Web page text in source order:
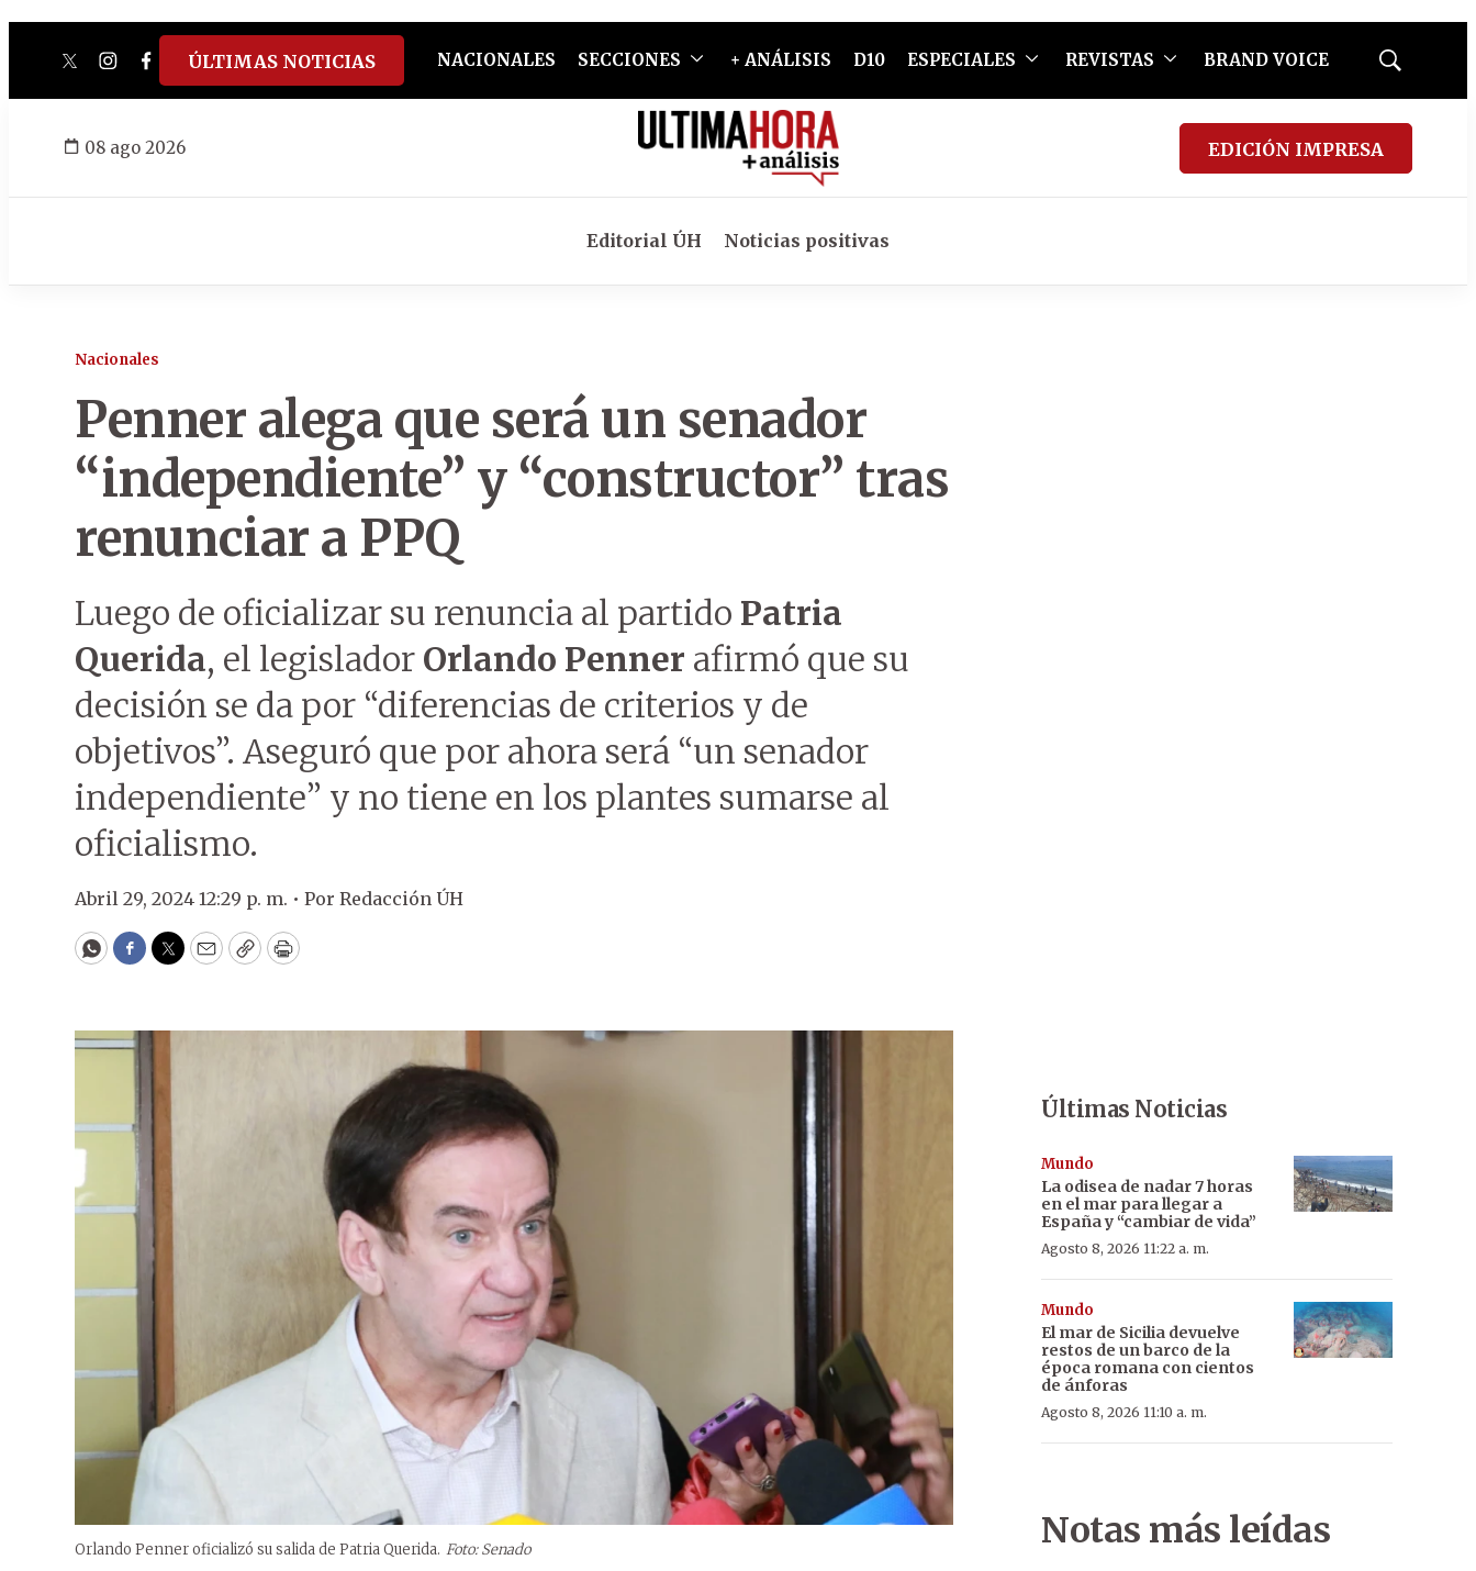
twitterinstagram
facebook
tiktokyoutube
spotify
ÚLTIMAS NOTICIAS NACIONALES SECCIONES + ANÁLISIS D10 ESPECIALES REVISTAS BRAND VOICE
Mostrar
08 ago 2026 EDICIÓN IMPRESA
Editorial ÚH Noticias positivas
Nacionales
Penner alega que será un senador
“independiente” y “constructor” tras
renunciar a PPQ
Luego de oficializar su renuncia al partido Patria
Querida, el legislador Orlando Penner afirmó que su
decisión se da por “diferencias de criterios y de
objetivos”. Aseguró que por ahora será “un senador
independiente” y no tiene en los plantes sumarse al
oficialismo.
Abril 29, 2024 12:29 p. m. • Por Redacción ÚH
WhatsApp
Facebook
Twitter
EmailCopyPrint
Orlando Penner oficializó su salida de Patria Querida. Foto: Senado
Últimas Noticias
Mundo
La odisea de nadar 7 horas
en el mar para llegar a
España y “cambiar de vida”
Agosto 8, 2026 11:22 a. m.
Mundo
El mar de Sicilia devuelve
restos de un barco de la
época romana con cientos
de ánforas
Agosto 8, 2026 11:10 a. m.
Notas más leídas